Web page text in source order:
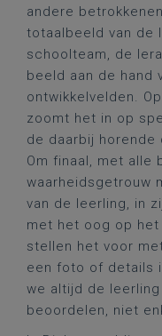
andere
totaalbeeld van de
schoolteam, de
beeld aan de hand
ontwikkelvelden.
zoomt het in op
de daarbij horende
Om finaal, met alle
waarheidsgetrouw
van de leerling, in
met het oog op het
stellen het voor
een foto of details
we altijd de
beoordelen, niet